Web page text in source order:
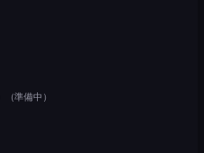
（準備中）